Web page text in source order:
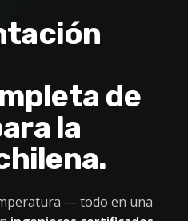
de
la
— todo en una